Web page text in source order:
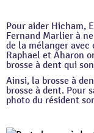
Pour aider Hicham,
Fernand Marlier à
de la mélanger avec
Raphael et Aharon
brosse à dent qui
Ainsi, la brosse à
brosse à dent. Pour
photo du résident